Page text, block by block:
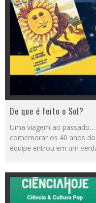
De que é feito o Sol?
Uma viagem ao
comemorar os 40 anos
equipe entrou em um